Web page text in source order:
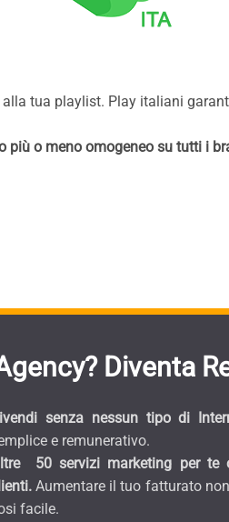
tua playlist. Play italiani
più o meno omogeneo su tutti i
Diventa
senza nessun tipo di
e remunerativo.
50 servizi marketing per te
Aumentare il tuo fatturato
facile.